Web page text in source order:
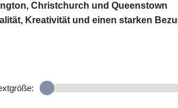
Christchurch und Queenstown
Kreativität und einen starken